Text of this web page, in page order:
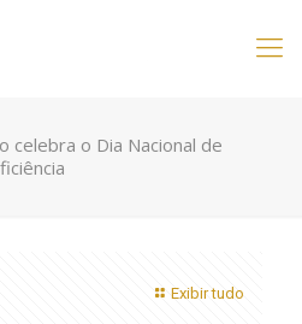
celebra o Dia Nacional de
Exibir tudo